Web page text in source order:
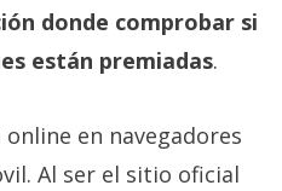
donde comprobar si
están premiadas.
en navegadores
Al ser el sitio oficial